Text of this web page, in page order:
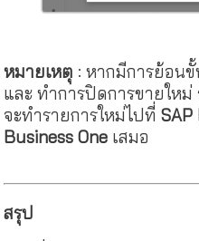
หมายเหตุ :หากมีการย้อน
และ ทำการปิดการขายใหม่
จะทำรายการใหม่ไปที่SAP
Business One เสมอ
สรุป